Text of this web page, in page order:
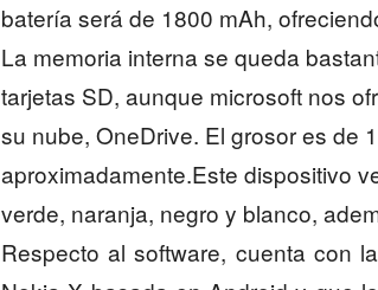
batería será de 1800 mAh,
La memoria interna se queda
tarjetas SD, aunque microsoft nos
su nube, OneDrive. El grosor es de
aproximadamente.Este dispositivo
verde, naranja, negro y blanco,
Respecto al software, cuenta con